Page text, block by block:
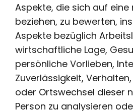
Aspekte, die sich auf eine
beziehen, zu bewerten,
Aspekte bezüglich
wirtschaftliche Lage,
persönliche Vorlieben,
Zuverlässigkeit,
oder Ortswechsel dieser
Person zu analysieren